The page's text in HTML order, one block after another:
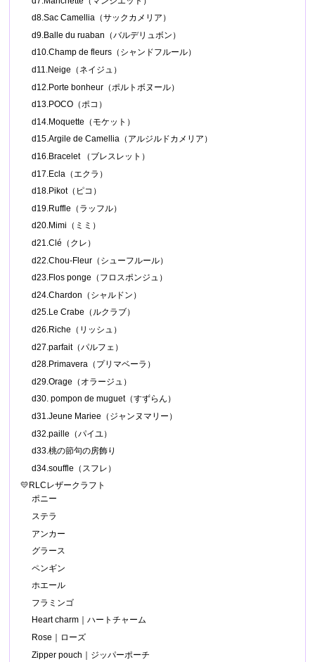
d8.Sac Camellia（サックカメリア）
d9.Balle du ruaban（バルデリュボン）
d10.Champ de fleurs（シャンドフルール）
d11.Neige（ネイジュ）
d12.Porte bonheur（ポルトボヌール）
d13.POCO（ポコ）
d14.Moquette（モケット）
d15.Argile de Camellia（アルジルドカメリア）
d16.Bracelet （ブレスレット）
d17.Ecla（エクラ）
d18.Pikot（ピコ）
d19.Ruffle（ラッフル）
d20.Mimi（ミミ）
d21.Clé（クレ）
d22.Chou-Fleur（シューフルール）
d23.Flos ponge（フロスポンジュ）
d24.Chardon（シャルドン）
d25.Le Crabe（ルクラブ）
d26.Riche（リッシュ）
d27.parfait（パルフェ）
d28.Primavera（プリマベーラ）
d29.Orage（オラージュ）
d30. pompon de muguet（すずらん）
d31.Jeune Mariee（ジャンヌマリー）
d32.paille（パイユ）
d33.桃の節句の房飾り
d34.souffle（スフレ）
💛RLCレザークラフト
ポニー
ステラ
アンカー
グラース
ペンギン
ホエール
フラミンゴ
Heart charm｜ハートチャーム
Rose｜ローズ
Zipper pouch｜ジッパーポーチ